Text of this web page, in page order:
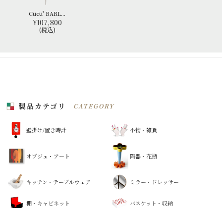
Cucu' BARL...
¥107,800
(税込)
製品カテゴリ CATEGORY
壁掛け/置き時計 小物・雑貨
オブジェ・アート 陶器・花瓶
キッチン・テーブルウェア ミラー・ドレッサー
棚・キャビネット バスケット・収納